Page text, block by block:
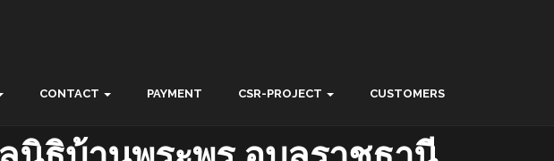
CONTACT PAYMENT CSR-PROJECT CUSTOMERS